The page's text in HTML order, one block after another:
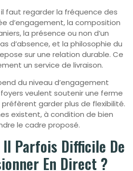
il faut regarder la fréquence des
d’engagement, la composition
la présence ou non d’un
d’absence, et la philosophie du
sur une relation durable. Ce
un service de livraison.
du niveau d’engagement
veulent soutenir une ferme
préfèrent garder plus de flexibilité.
existent, à condition de bien
le cadre proposé.
Il Parfois Difficile De
En Direct ?